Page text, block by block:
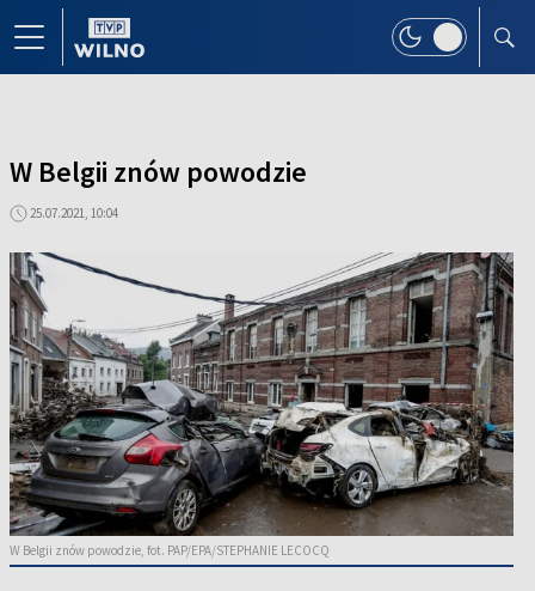
W Belgii znów powodzie
25.07.2021, 10:04
W Belgii znów powodzie, fot. PAP/EPA/STEPHANIE LECOCQ